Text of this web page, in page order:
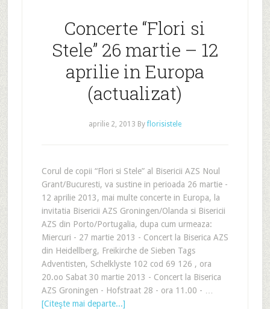
Concerte “Flori si
Stele” 26 martie – 12
aprilie in Europa
(actualizat)
aprilie 2, 2013 Byflorisistele
Corul de copii “Flori si Stele” al Bisericii AZS Noul
Grant/Bucuresti, va sustine in perioada 26 martie -
12 aprilie 2013, mai multe concerte in Europa, la
invitatia Bisericii AZS Groningen/Olanda si Bisericii
AZS din Porto/Portugalia, dupa cum urmeaza:
Miercuri - 27 martie 2013 - Concert la Biserica AZS
din Heidellberg, Freikirche de Sieben Tags
Adventisten, Schelklyste 102 cod 69 126 , ora
20.oo Sabat 30 martie 2013 - Concert la Biserica
AZS Groningen - Hofstraat 28 - ora 11.00 - …
[Citeşte mai departe...]